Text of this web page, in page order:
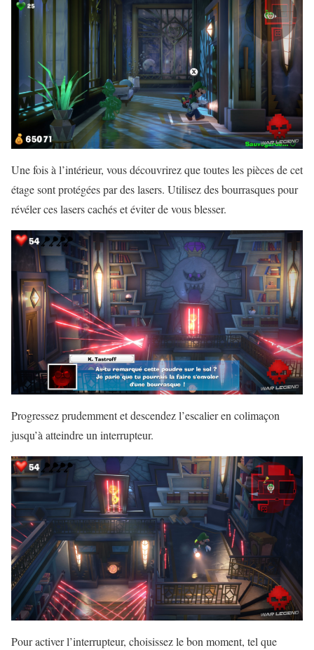
Une fois à l’intérieur, vous découvrirez que toutes les pièces de cet
étage sont protégées par des lasers. Utilisez des bourrasques pour
révéler ces lasers cachés et éviter de vous blesser.
Progressez prudemment et descendez l’escalier en colimaçon
jusqu’à atteindre un interrupteur.
Pour activer l’interrupteur, choisissez le bon moment, tel que